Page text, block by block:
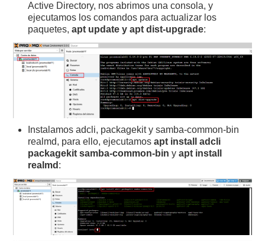
Active Directory, nos abrimos una consola, y
ejecutamos los comandos para actualizar los
paquetes,apt update y apt dist-upgrade:
Instalamos adcli, packagekit y samba-common-bin
realmd, para ello, ejecutamosapt install adcli
packagekit samba-common-bin yapt install
realmd :